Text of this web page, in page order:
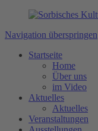
Navigation überspringen
Startseite
Home
Über uns
im Video
Aktuelles
Aktuelles
Veranstaltungen